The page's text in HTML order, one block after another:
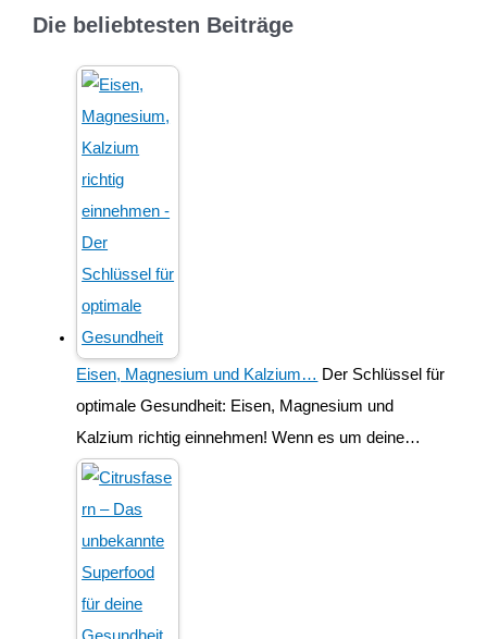
Die beliebtesten Beiträge
Eisen, Magnesium und Kalzium… Der Schlüssel für
optimale Gesundheit: Eisen, Magnesium und
Kalzium richtig einnehmen! Wenn es um deine…